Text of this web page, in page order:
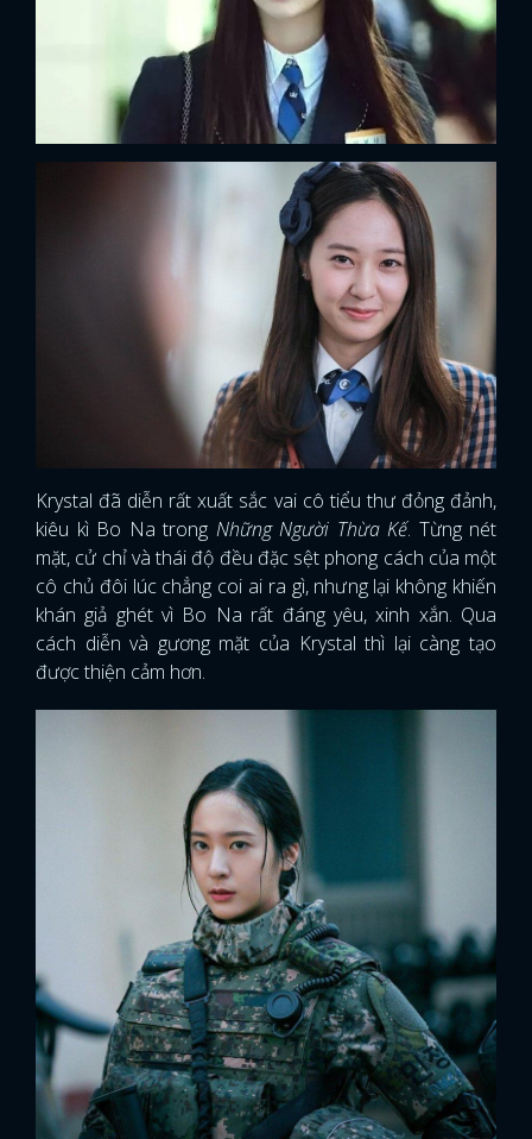
Krystal đã diễn rất xuất sắc vai cô tiểu thư đỏng đảnh,
kiêu kì Bo Na trong Những Người Thừa Kế. Từng nét
mặt, cử chỉ và thái độ đều đặc sệt phong cách của một
cô chủ đôi lúc chẳng coi ai ra gì, nhưng lại không khiến
khán giả ghét vì Bo Na rất đáng yêu, xinh xắn. Qua
cách diễn và gương mặt của Krystal thì lại càng tạo
được thiện cảm hơn.